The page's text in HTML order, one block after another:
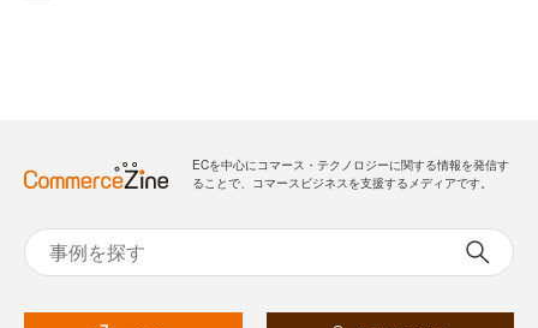
ECを中心にコマース・テクノロジーに関する情報を発信す
ることで、コマースビジネスを支援するメディアです。